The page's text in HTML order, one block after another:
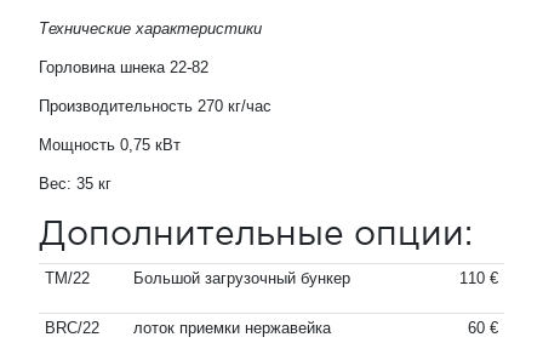
Технические характеристики
Горловина шнека 22-82
Производительность 270 кг/час
Мощность 0,75 кВт
Вес: 35 кг
Дополнительные опции:
TM/22 Большой загрузочный бункер 110 €
BRC/22 лоток приемки нержавейка 60 €